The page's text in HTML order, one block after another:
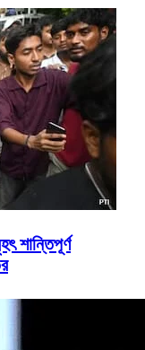
শান্তিপূর্ণ